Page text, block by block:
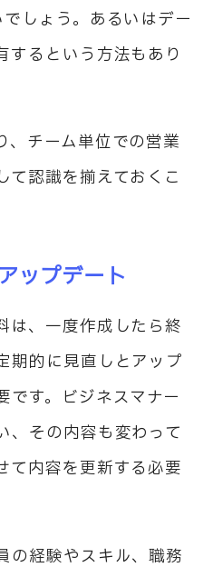
しょう。あるいはデー
するという方法もあり
、チーム単位での営業
て認識を揃えておくこ
ップデート
は、一度作成したら終
期的に見直しとアップ
です。ビジネスマナー
、その内容も変わって
て内容を更新する必要
の経験やスキル、職務